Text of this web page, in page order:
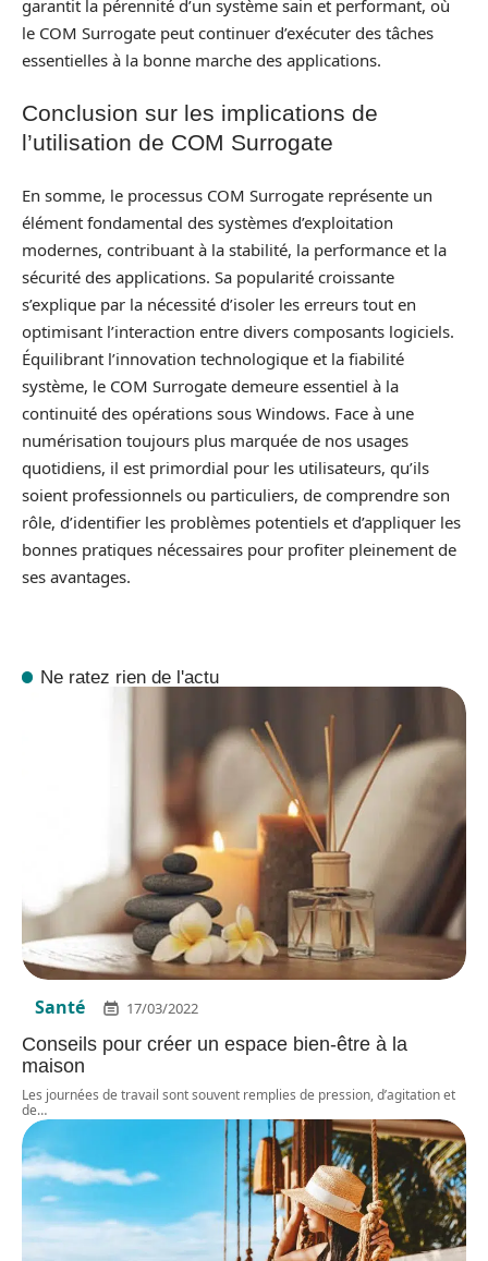
garantit la pérennité d’un système sain et performant, où
le COM Surrogate peut continuer d’exécuter des tâches
essentielles à la bonne marche des applications.
Conclusion sur les implications de
l’utilisation de COM Surrogate
En somme, le processus COM Surrogate représente un
élément fondamental des systèmes d’exploitation
modernes, contribuant à la stabilité, la performance et la
sécurité des applications. Sa popularité croissante
s’explique par la nécessité d’isoler les erreurs tout en
optimisant l’interaction entre divers composants logiciels.
Équilibrant l’innovation technologique et la fiabilité
système, le COM Surrogate demeure essentiel à la
continuité des opérations sous Windows. Face à une
numérisation toujours plus marquée de nos usages
quotidiens, il est primordial pour les utilisateurs, qu’ils
soient professionnels ou particuliers, de comprendre son
rôle, d’identifier les problèmes potentiels et d’appliquer les
bonnes pratiques nécessaires pour profiter pleinement de
ses avantages.
Ne ratez rien de l'actu
Santé 17/03/2022
Conseils pour créer un espace bien-être à la
maison
Les journées de travail sont souvent remplies de pression, d’agitation et
de…